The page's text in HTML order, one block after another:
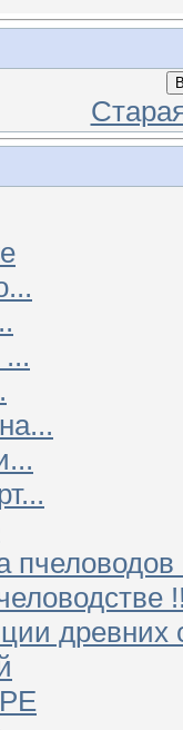
древних